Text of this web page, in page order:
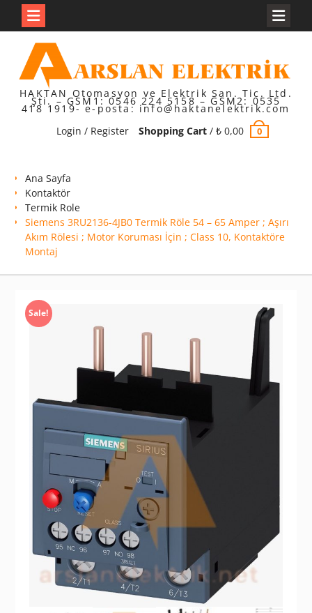
content
HAKTAN Otomasyon ve Elektrik San. Tic. Ltd.
Şti. – GSM1: 0546 224 5158 – GSM2: 0535
418 1919- e-posta: info@haktanelektrik.com
Login / Register
Shopping Cart/ ₺0,00 0
Ana Sayfa
Kontaktör
Termik Role
Siemens 3RU2136-4JB0 Termik Röle 54 – 65 Amper ; Aşırı
Akım Rölesi ; Motor Koruması İçin ; Class 10, Kontaktöre
Montaj
Sale!